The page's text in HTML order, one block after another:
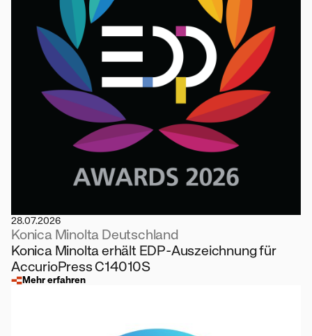
28.07.2026
Konica Minolta Deutschland
Konica Minolta erhält EDP-Auszeichnung für
AccurioPress C14010S
Mehr erfahren